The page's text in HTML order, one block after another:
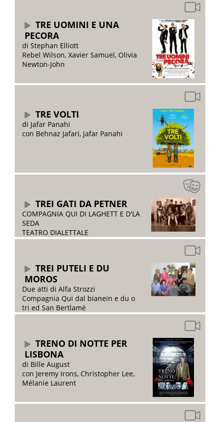
TRE UOMINI E UNA
PECORA
di Stephan Elliott
Rebel Wilson, Xavier Samuel, Olivia
Newton-John
TRE VOLTI
di Jafar Panahi
con Behnaz Jafari, Jafar Panahi
TREI GATI DA PETNER
COMPAGNIA QUI DI LAGHETT E D'LA
SEDA
TEATRO DIALETTALE
TREI PUTELI E DU
MOROS
Due atti di Alfa Strozzi
Compagnia Qui dal bianein e du o
tri ed San Bertlamè
TRENO DI NOTTE PER
LISBONA
di Bille August
con Jeremy Irons, Christopher Lee,
Mélanie Laurent